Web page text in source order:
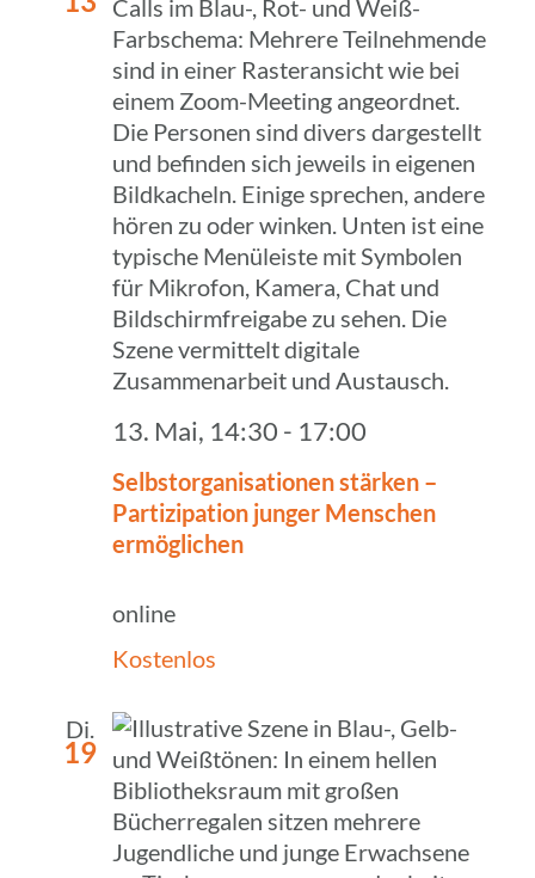
Selbst­or­ga­ni­sa­tio­nen stärken –
Parti­zi­pa­tion junger Menschen
ermöglichen
13. Mai, 14:30 - 17:00
online
Kostenlos
Di.
19